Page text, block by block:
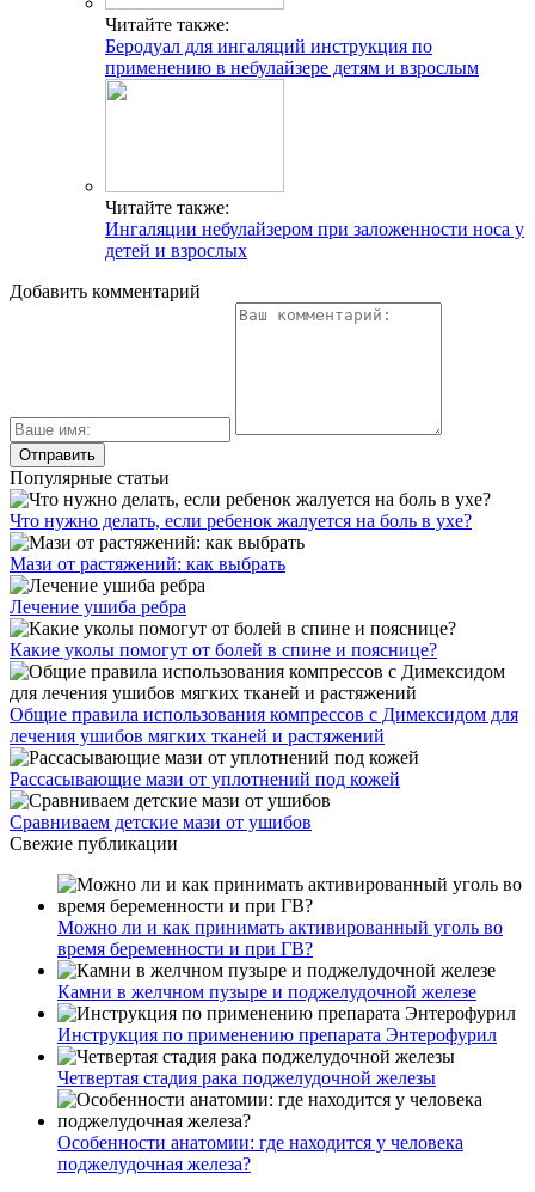
Читайте также:
Беродуал для ингаляций инструкция по
применению в небулайзере детям и взрослым
Читайте также:
Ингаляции небулайзером при заложенности носа у
детей и взрослых
Добавить комментарий
Популярные статьи
Что нужно делать, если ребенок жалуется на боль в ухе?
Мази от растяжений: как выбрать
Лечение ушиба ребра
Какие уколы помогут от болей в спине и пояснице?
Общие правила использования компрессов с Димексидом для
лечения ушибов мягких тканей и растяжений
Рассасывающие мази от уплотнений под кожей
Сравниваем детские мази от ушибов
Свежие публикации
Можно ли и как принимать активированный уголь во
время беременности и при ГВ?
Камни в желчном пузыре и поджелудочной железе
Инструкция по применению препарата Энтерофурил
Четвертая стадия рака поджелудочной железы
Особенности анатомии: где находится у человека
поджелудочная железа?